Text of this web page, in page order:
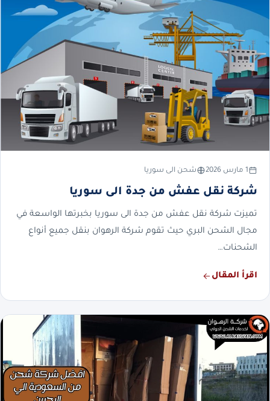
1 مارس 2026 شحن الى سوريا
شركة نقل عفش من جدة الى سوريا
تميزت شركة نقل عفش من جدة الى سوريا بخبرتها الواسعة في
مجال الشحن البري حيث تقوم شركة الرهوان بنقل جميع أنواع
الشحنات…
اقرأ المقال